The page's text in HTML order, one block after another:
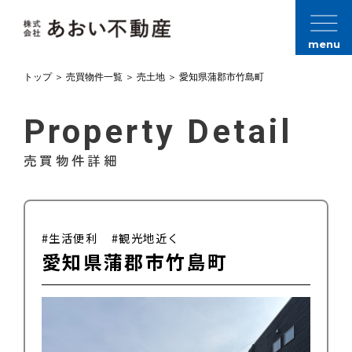
menu
トップ＞ 売買物件一覧＞ 売土地＞ 愛知県蒲郡市竹島町
Property Detail
売買物件詳細
#生活便利 #観光地近く
愛知県蒲郡市竹島町